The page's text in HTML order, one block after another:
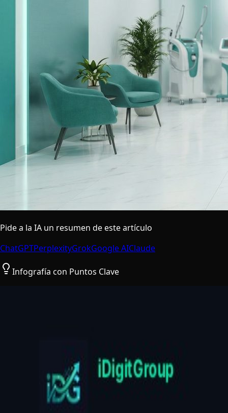
Pide a la IA un resumen de este artículo
ChatGPTPerplexityGrokGoogle AIClaude
Infografía con Puntos Clave